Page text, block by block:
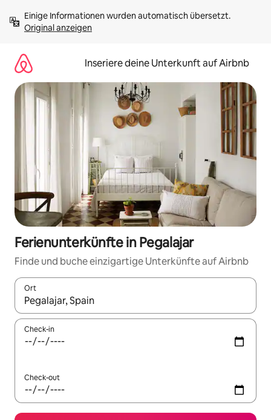
Inhalten
springenOriginal anzeigen
Inseriere deine Unterkunft auf Airbnb
Ferienunterkünfte in Pegalajar
Finde und buche einzigartige Unterkünfte auf Airbnb
Ort
Wenn Ergebnisse verfügbar sind, navigiere mit den
Check-in
Check-out